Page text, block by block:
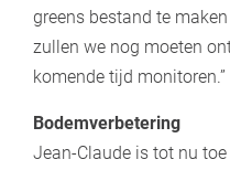
greens bestand te
zullen we nog moeten
komende tijd monitoren.”
Bodemverbetering
Jean-Claude is tot nu